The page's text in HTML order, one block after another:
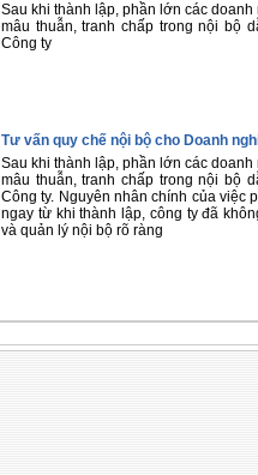
Sau khi thành lập, phần lớn các
mâu thuẫn, tranh chấp trong nội bộ
Công ty
Tư vấn quy chế nội bộ cho Doanh
Sau khi thành lập, phần lớn các
mâu thuẫn, tranh chấp trong nội bộ
Công ty. Nguyên nhân chính của việc
ngay từ khi thành lập, công ty đã
và quản lý nội bộ rõ ràng